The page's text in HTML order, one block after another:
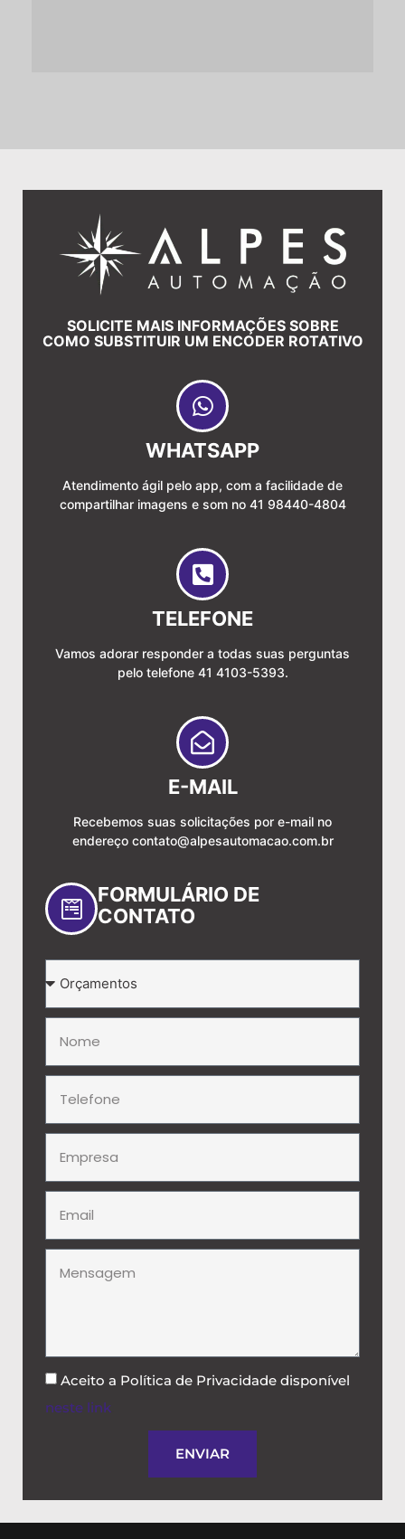
SOLICITE MAIS INFORMAÇÕES SOBRE
COMO SUBSTITUIR UM ENCODER ROTATIVO
WHATSAPP
Atendimento ágil pelo app, com a facilidade de
compartilhar imagens e som no 41 98440-4804
TELEFONE
Vamos adorar responder a todas suas perguntas
pelo telefone 41 4103-5393.
E-MAIL
Recebemos suas solicitações por e-mail no
endereço contato@alpesautomacao.com.br
FORMULÁRIO DE
CONTATO
Aceito a Política de Privacidade disponível
neste link
ENVIAR